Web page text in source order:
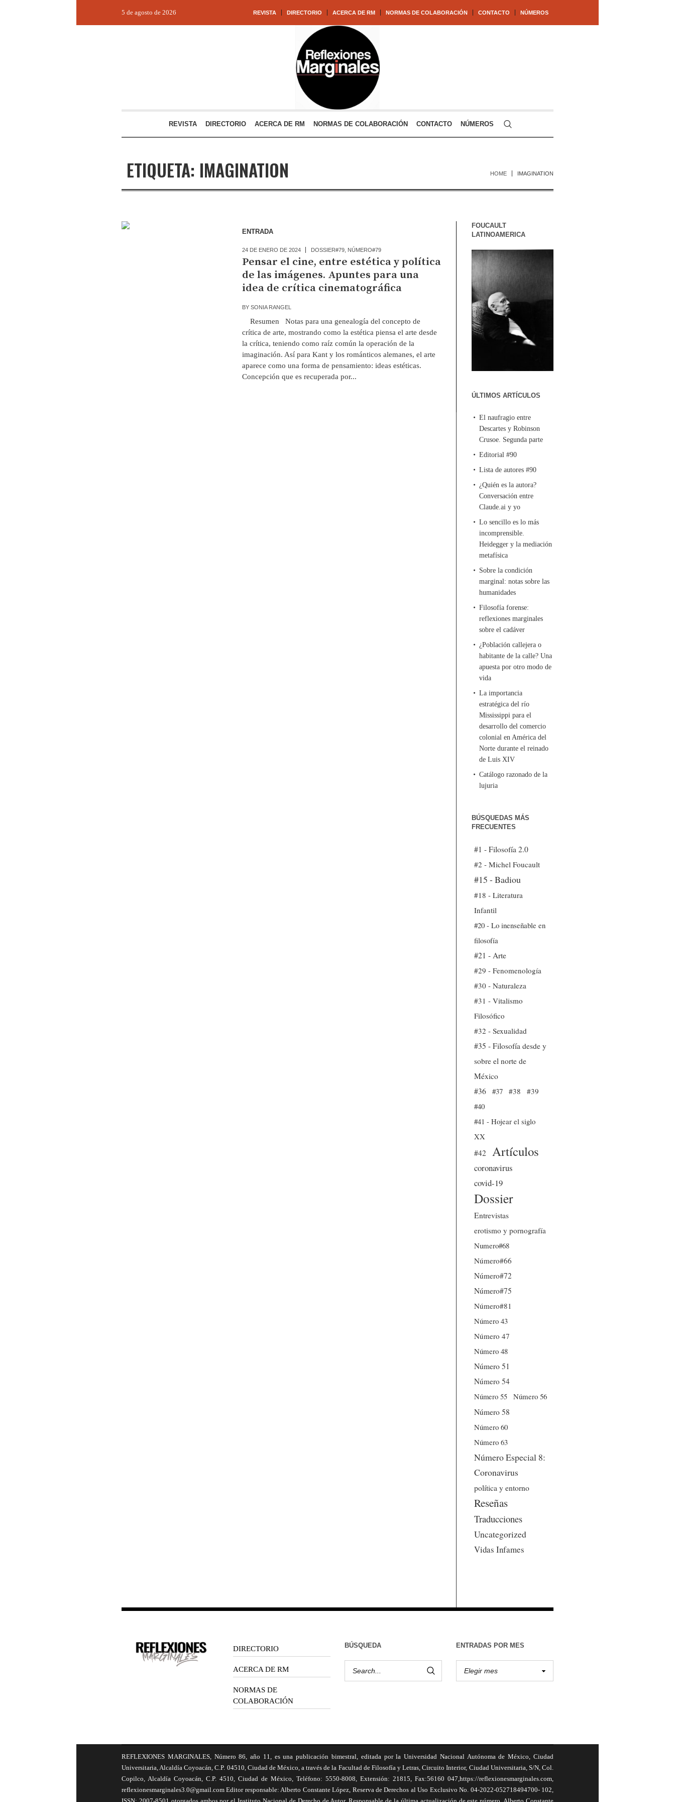
REVISTA DIRECTORIO ACERCA DE RM NORMAS DE COLABORACIÓN CONTACTO NÚMEROS
5 de agosto de 2026
REVISTA DIRECTORIO ACERCA DE RM NORMAS DE COLABORACIÓN CONTACTO NÚMEROS
ETIQUETA: IMAGINATION HOME IMAGINATION
ENTRADA
24 DE ENERO DE 2024 DOSSIER#79, NÚMERO#79
Pensar el cine, entre estética y política
de las imágenes. Apuntes para una
idea de crítica cinematográfica
BY SONIA RANGEL
Resumen Notas para una genealogía del concepto de
crítica de arte, mostrando como la estética piensa el arte desde
la crítica, teniendo como raíz común la operación de la
imaginación. Así para Kant y los románticos alemanes, el arte
aparece como una forma de pensamiento: ideas estéticas.
Concepción que es recuperada por...
FOUCAULT
LATINOAMERICA
ÚLTIMOS ARTÍCULOS
El naufragio entre
Descartes y Robinson
Crusoe. Segunda parte
Editorial #90
Lista de autores #90
¿Quién es la autora?
Conversación entre
Claude.ai y yo
Lo sencillo es lo más
incomprensible.
Heidegger y la mediación
metafísica
Sobre la condición
marginal: notas sobre las
humanidades
Filosofía forense:
reflexiones marginales
sobre el cadáver
¿Población callejera o
habitante de la calle? Una
apuesta por otro modo de
vida
La importancia
estratégica del río
Mississippi para el
desarrollo del comercio
colonial en América del
Norte durante el reinado
de Luis XIV
Catálogo razonado de la
lujuria
BÚSQUEDAS MÁS
FRECUENTES
#1 - Filosofía 2.0
#2 - Michel Foucault
#15 - Badiou
#18 - Literatura
Infantil
#20 - Lo inenseñable en
filosofía
#21 - Arte
#29 - Fenomenología
#30 - Naturaleza
#31 - Vitalismo
Filosófico
#32 - Sexualidad
#35 - Filosofía desde y
sobre el norte de
México
#36
#37 #38
#39
#40
#41 - Hojear el siglo
XX
#42
Artículos
coronavirus
covid-19
Dossier
Entrevistas
erotismo y pornografía
Numero#68
Número#66
Número#72
Número#75
Número#81
Número 43
Número 47
Número 48
Número 51
Número 54
Número 55
Número 56
Número 58
Número 60
Número 63
Número Especial 8:
Coronavirus
política y entorno
Reseñas
Traducciones
Uncategorized
Vidas Infames
DIRECTORIO
ACERCA DE RM
NORMAS DE
COLABORACIÓN
BÚSQUEDA ENTRADAS POR MES
REFLEXIONES MARGINALES, Número 86, año 11, es una publicación bimestral, editada por la Universidad Nacional Autónoma de México, Ciudad
Universitaria, Alcaldía Coyoacán, C.P. 04510, Ciudad de México, a través de la Facultad de Filosofía y Letras, Circuito Interior, Ciudad Universitaria, S/N, Col.
Copilco, Alcaldía Coyoacán, C.P. 4510, Ciudad de México, Teléfono: 5550-8008, Extensión: 21815, Fax:56160 047,https://reflexionesmarginales.com,
reflexionesmarginales3.0@gmail.com Editor responsable: Alberto Constante López, Reserva de Derechos al Uso Exclusivo No. 04-2022-052718494700- 102,